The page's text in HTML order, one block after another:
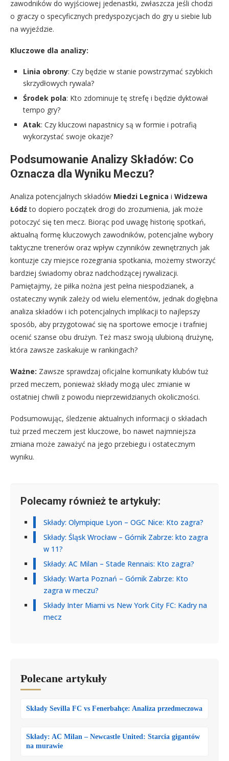
zawodników do wyjściowej jedenastki, zwłaszcza jeśli chodzi
o graczy o specyficznych predyspozycjach do gry u siebie lub
na wyjeździe.
Kluczowe dla analizy:
Linia obrony: Czy będzie w stanie powstrzymać szybkich
skrzydłowych rywala?
Środek pola: Kto zdominuje tę strefę i będzie dyktował
tempo gry?
Atak: Czy kluczowi napastnicy są w formie i potrafią
wykorzystać swoje okazje?
Podsumowanie Analizy Składów: Co
Oznacza dla Wyniku Meczu?
Analiza potencjalnych składów Miedzi Legnica i Widzewa
Łódźto dopiero początek drogi do zrozumienia, jak może
potoczyć się ten mecz. Biorąc pod uwagę historię spotkań,
aktualną formę kluczowych zawodników, potencjalne wybory
taktyczne trenerów oraz wpływ czynników zewnętrznych jak
kontuzje czy miejsce rozegrania spotkania, możemy stworzyć
bardziej świadomy obraz nadchodzącej rywalizacji.
Pamiętajmy, że piłka nożna jest pełna niespodzianek, a
ostateczny wynik zależy od wielu elementów, jednak dogłębna
analiza składów i ich potencjalnych implikacji to najlepszy
sposób, aby przygotować się na sportowe emocje i trafniej
ocenić szanse obu drużyn. Też masz swoją ulubioną drużynę,
która zawsze zaskakuje w rankingach?
Ważne: Zawsze sprawdzaj oficjalne komunikaty klubów tuż
przed meczem, ponieważ składy mogą ulec zmianie w
ostatniej chwili z powodu nieprzewidzianych okoliczności.
Podsumowując, śledzenie aktualnych informacji o składach
tuż przed meczem jest kluczowe, bo nawet najmniejsza
zmiana może zaważyć na jego przebiegu i ostatecznym
wyniku.
Polecamy również te artykuły:
Składy: Olympique Lyon – OGC Nice: Kto zagra?
Składy: Śląsk Wrocław – Górnik Zabrze: kto zagra
w 11?
Składy: AC Milan – Stade Rennais: Kto zagra?
Składy: Warta Poznań – Górnik Zabrze: Kto
zagra w meczu?
Składy Inter Miami vs New York City FC: Kadry na
mecz
Polecane artykuły
Składy Sevilla FC vs Fenerbahçe: Analiza przedmeczowa
Składy: AC Milan – Newcastle United: Starcia gigantów
na murawie